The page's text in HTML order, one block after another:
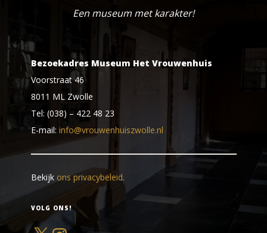
Een museum met karakter!
Bezoekadres Museum Het Vrouwenhuis
Voorstraat 46
8011 ML Zwolle
Tel: (038) – 422 48 23
E-mail: info@vrouwenhuiszwolle.nl
Bekijk ons privacybeleid.
VOLG ONS!
X Instagram